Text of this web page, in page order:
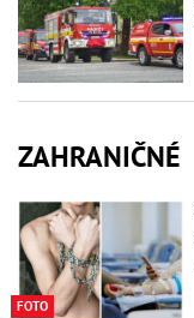
ZAHRANIČNÉ
FOTO